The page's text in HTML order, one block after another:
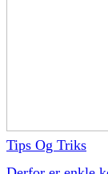
Tips Og Triks